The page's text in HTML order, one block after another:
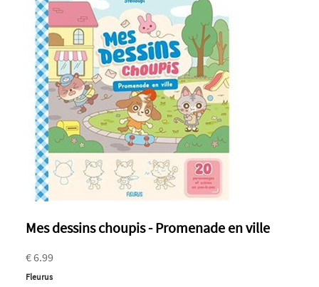
Mes dessins choupis - Promenade en ville
€ 6.99
Fleurus